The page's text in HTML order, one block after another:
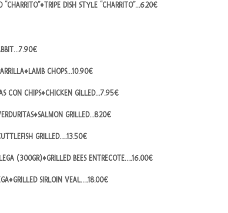
DISH STYLE “CHARRITO”…6.20€
CHOPS…10.90€
CON CHIPS♦CHICKEN GILLED…7.95€
GRILLED…8.20€
GRILLED…..13.50€
(300GR)♦GRILLED BEES ENTRECOTE…..16.00€
SIRLOIN VEAL…..18.00€